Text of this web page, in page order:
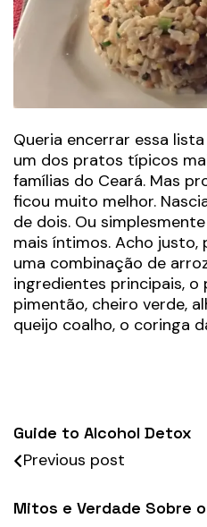
Queria encerrar essa
um dos pratos típicos
famílias do Ceará. Mas
ficou muito melhor.
de dois. Ou
mais íntimos. Acho justo,
uma combinação de
ingredientes principais, o
pimentão, cheiro verde,
queijo coalho, o coringa
Guide to Alcohol Detox
Previous post
Mitos e Verdade Sobre